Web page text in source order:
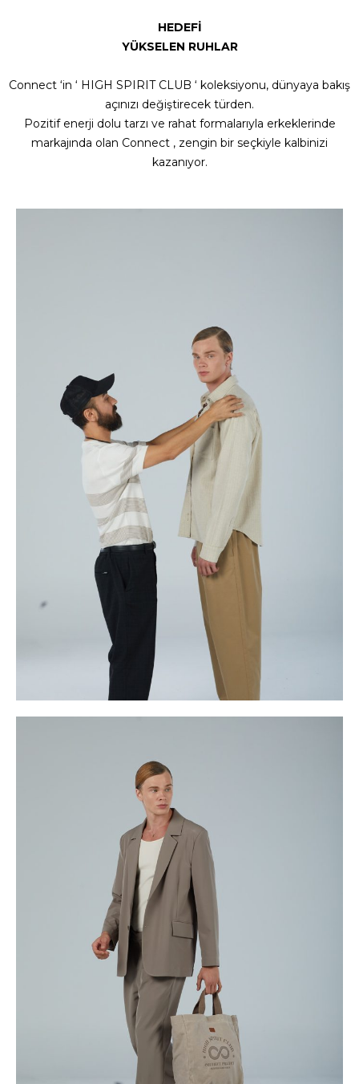
HEDEFİ
YÜKSELEN RUHLAR
Connect ‘in ‘ HIGH SPIRIT CLUB ‘ koleksiyonu, dünyaya bakış
açınızı değiştirecek türden.
Pozitif enerji dolu tarzı ve rahat formalarıyla erkeklerinde
markajında olan Connect , zengin bir seçkiyle kalbinizi
kazanıyor.